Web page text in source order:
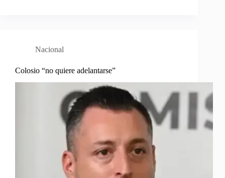
Nacional
Colosio “no quiere adelantarse”